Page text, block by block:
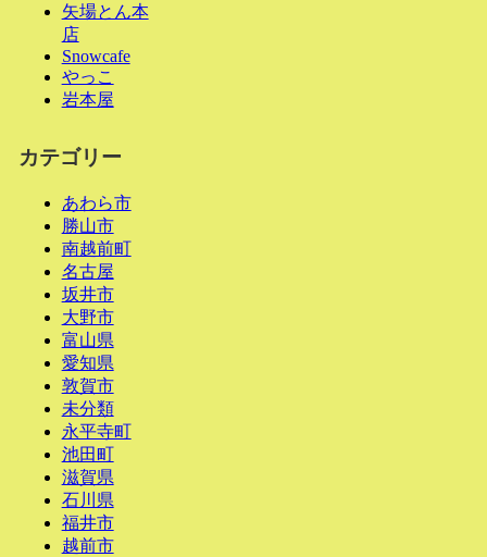
矢場とん本
店
Snowcafe
やっこ
岩本屋
カテゴリー
あわら市
勝山市
南越前町
名古屋
坂井市
大野市
富山県
愛知県
敦賀市
未分類
永平寺町
池田町
滋賀県
石川県
福井市
越前市